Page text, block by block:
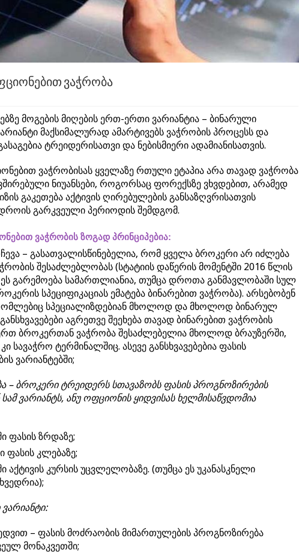
ვაჭრობა
მოგების მიღების ერთ-ერთი ვარიანტია – ბინარული
მაქსიმალურად ამარტივებს ვაჭრობის პროცესს და
ტრეიდერისათვი და ნებისმიერი ადამიანისათვის.
ვაჭრობისას ყველაზე რთული ეტაპია არა თავად ვაჭრობა
ნიუანსები, როგორსაც ფორექსზე ვხვდებით, არამედ
გაკეთება აქტივის ღირებულების განსაზღვრისათვის
დროის გარკვეული პერიოდის შემდგომ.
ვაჭრობის ზოგად პრინციპებია:
– გასათვალისწინებელია, რომ ყველა ბროკერი არ იძლება
შესაძლებლობას (სტატიის დაწერის მომენტში 2016 წლის
გარემოება სამართლიანია, თუმცა დროთა განმავლობაში სულ
სპეციფიკაციას ემატება ბინარებით ვაჭრობა). არსებობენ
სპეციალიზდებიან მხოლოდ და მხოლოდ ბინარულ
აგრეთვე შეეხება თავად ბინარებით ვაჭრობის
ბროკერთან ვაჭრობა შესაძლებელია მხოლოდ ბრაუზერში,
სავაჭრო ტერმინალშიც. ასევე განსხვავებებია ფასის
ვარიანტებში;
– ბროკერი ტრეიდერს სთავაზობს ფასის პროგნოზირების
ვარიანტს, ანუ ოფციონის ყიდვისას ხელმისაწვდომია
ფასის ზრდაზე;
ფასის კლებაზე;
აქტივის კურსის უცვლელობაზე. (თუმცა ეს უკანასკნელი
– ფასის მოძრაობის მიმართულების პროგნოზირება
მონაკვეთში;